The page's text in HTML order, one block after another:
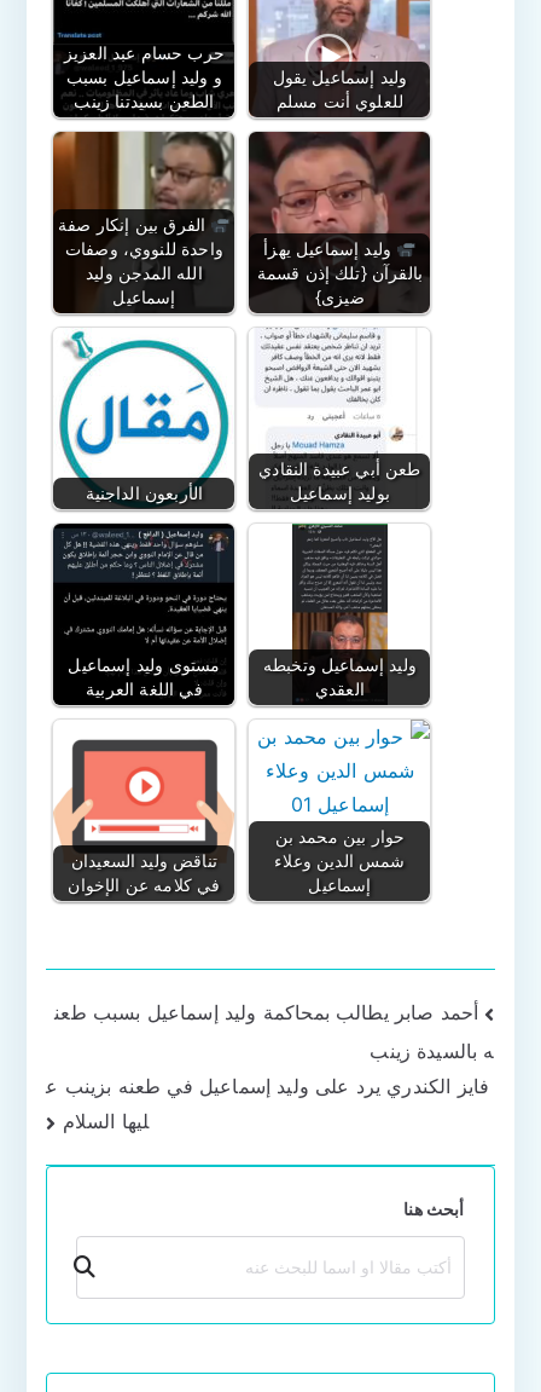
حرب حسام عبد العزيز
و وليد إسماعيل بسبب
الطعن بسيدتنا زينب
وليد إسماعيل يقول
للعلوي أنت مسلم
الفرق بين إنكار صفة
واحدة للنووي، وصفات
الله المدجن وليد
إسماعيل
وليد إسماعيل يهزأ
بالقرآن {تلك إذن قسمة
ضيزى}
الأربعون الداجنية
طعن أبي عبيدة النقادي
بوليد إسماعيل
مستوى وليد إسماعيل
في اللغة العربية
وليد إسماعيل وتخبطه
العقدي
تناقض وليد السعيدان
في كلامه عن الإخوان
حوار بين محمد بن
شمس الدين وعلاء
إسماعيل
تصفّح
المقالات
أحمد صابر يطالب بمحاكمة وليد إسماعيل بسبب طعن
ه بالسيدة زينب
فايز الكندري يرد على وليد إسماعيل في طعنه بزينب ع
ليها السلام
أبحث هنا
بحث